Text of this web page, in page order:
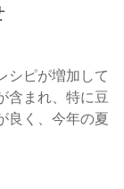
シピが増加して
含まれ、特に豆
良く、今年の夏